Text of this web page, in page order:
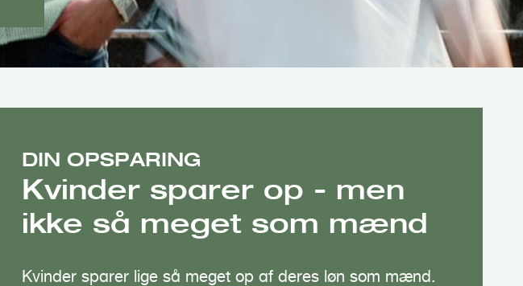
DIN OPSPARING
Kvinder sparer op - men
ikke så meget som mænd
Kvinder sparer lige så meget op af deres løn som mænd.